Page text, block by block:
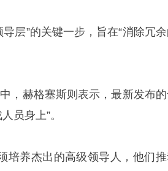
层”的关键一步，旨在“消除冗
，赫格塞斯则表示，最新发布
员身上”。
培养杰出的高级领导人，他们